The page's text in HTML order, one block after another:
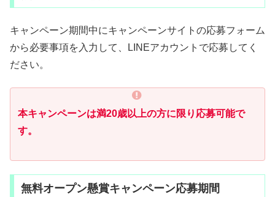
キャンペーン期間中にキャンペーンサイトの応募フォーム
から必要事項を入力して、LINEアカウントで応募してく
ださい。
本キャンペーンは満20歳以上の方に限り応募可能で
す。
無料オープン懸賞キャンペーン応募期間